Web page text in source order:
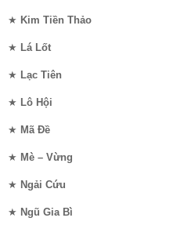
★ Kim Tiền Thảo
★ Lá Lốt
★ Lạc Tiên
★ Lô Hội
★ Mã Đề
★ Mè – Vừng
★ Ngải Cứu
★ Ngũ Gia Bì